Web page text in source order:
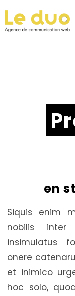
en
Siquis enim
nobilis
insimulatus
onere
et inimico
hoc solo,